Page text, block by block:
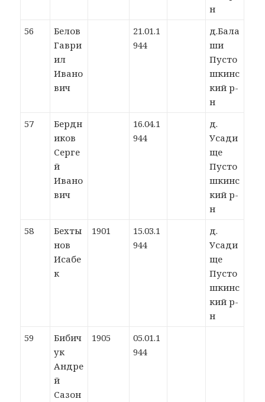
н
56
Белов
Гаври
ил
Ивано
вич
21.01.1
944
д.Бала
ши
Пусто
шкинс
кий р-
н
57
Бердн
иков
Серге
й
Ивано
вич
16.04.1
944
д.
Усади
ще
Пусто
шкинс
кий р-
н
58
Бехты
нов
Исабе
к
1901
15.03.1
944
д.
Усади
ще
Пусто
шкинс
кий р-
н
59
Бибич
ук
Андре
й
Сазон
1905
05.01.1
944